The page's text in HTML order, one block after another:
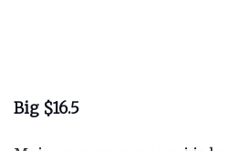
Big $16.5